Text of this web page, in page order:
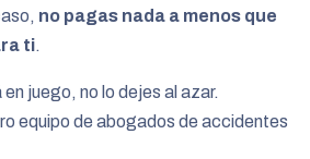
no pagas nada a menos que
ti.
juego, no lo dejes al azar.
equipo de abogados de accidentes